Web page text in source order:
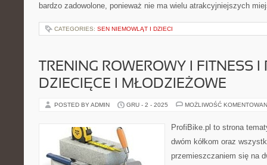
bardzo zadowolone, ponieważ nie ma wielu atrakcyjniejszych
CATEGORIES: SEN NIEMOWLĄT I DZIECI
TRENING ROWEROWY I FITNESS I
DZIECIĘCE I MŁODZIEŻOWE
POSTED BY ADMIN GRU - 2 - 2025 MOŻLIWOŚĆ
ProfiBike.pl to strona
dwóm kółkom oraz
przemieszczaniem się na